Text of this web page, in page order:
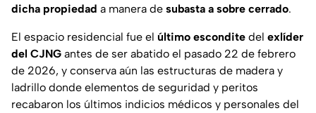
dicha propiedad a manera de subasta a sobre cerrado.
El espacio residencial fue el último escondite del exlíder
del CJNG antes de ser abatido el pasado 22 de febrero
de 2026, y conserva aún las estructuras de madera y
ladrillo donde elementos de seguridad y peritos
recabaron los últimos indicios médicos y personales del